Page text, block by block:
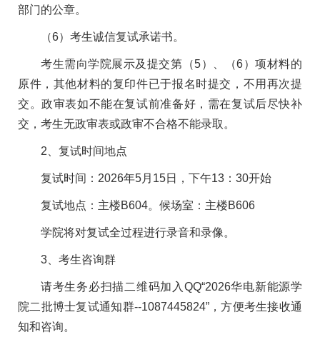
部门的公章。
（6）考生诚信复试承诺书。
考生需向学院展示及提交第（5）、（6）项材料的
原件，其他材料的复印件已于报名时提交，不用再次提
交。政审表如不能在复试前准备好，需在复试后尽快补
交，考生无政审表或政审不合格不能录取。
2、复试时间地点
复试时间：2026年5月15日，下午13：30开始
复试地点：主楼B604。候场室：主楼B606
学院将对复试全过程进行录音和录像。
3、考生咨询群
请考生务必扫描二维码加入QQ“2026华电新能源学
院二批博士复试通知群--1087445824”，方便考生接收通
知和咨询。